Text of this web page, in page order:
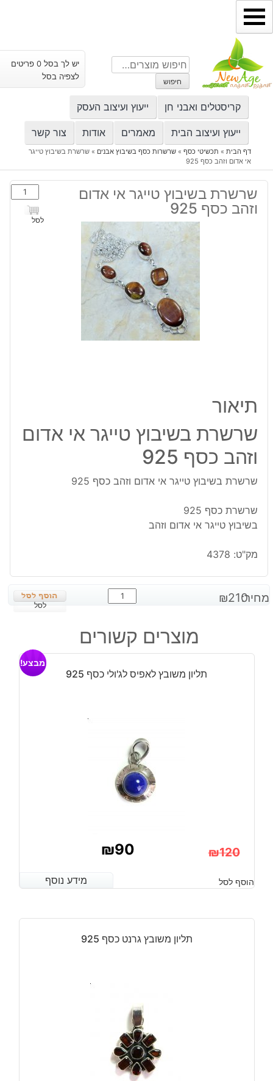
דילוג
לתוכן
חיפוש
עבור:
חיפוש
יש לך בסל 0 פריטים
לצפיה בסל
קריסטלים ואבני חן ייעוץ ועיצוב העסק
ייעוץ ועיצוב הבית מאמרים אודות צור קשר
דף הבית» תכשיטי כסף» שרשרות כסף בשיבוץ אבנים » שרשרת בשיבוץ טייגר
אי אדום וזהב כסף 925
שרשרת בשיבוץ טייגר אי אדום
וזהב כסף 925
כמות
של
שרשרת
לסל
תיאור
שרשרת בשיבוץ טייגר אי אדום
וזהב כסף 925
שרשרת בשיבוץ טייגר אי אדום וזהב כסף 925
שרשרת כסף 925
בשיבוץ טייגר אי אדום וזהב
מק"ט: 4378
מחיר: ₪210
כמות
של
בשיבוץ
טייגר
אדום
לסל
מוצרים קשורים
תליון משובץ לאפיס לג'ולי כסף 925
מבצע!
₪120
המקורי
היה:
₪90
הנוכחי
הוא:
מידע נוסף הוסף לסל מידע נוסף
תליון משובץ גרנט כסף 925